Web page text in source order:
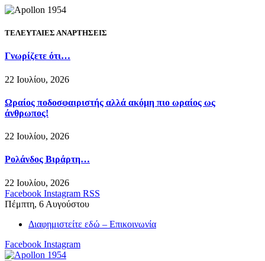
ΤΕΛΕΥΤΑΙΕΣ ΑΝΑΡΤΗΣΕΙΣ
Γνωρίζετε ότι…
22 Ιουλίου, 2026
Ωραίος ποδοσφαιριστής αλλά ακόμη πιο ωραίος ως
άνθρωπος!
22 Ιουλίου, 2026
Ρολάνδος Βιράρτη…
22 Ιουλίου, 2026
Facebook Instagram RSS
Πέμπτη, 6 Αυγούστου
Διαφημιστείτε εδώ – Επικοινωνία
Facebook Instagram